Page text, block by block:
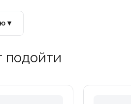
чтобы заряжать вас
Primeknit+ FORGED,
▾